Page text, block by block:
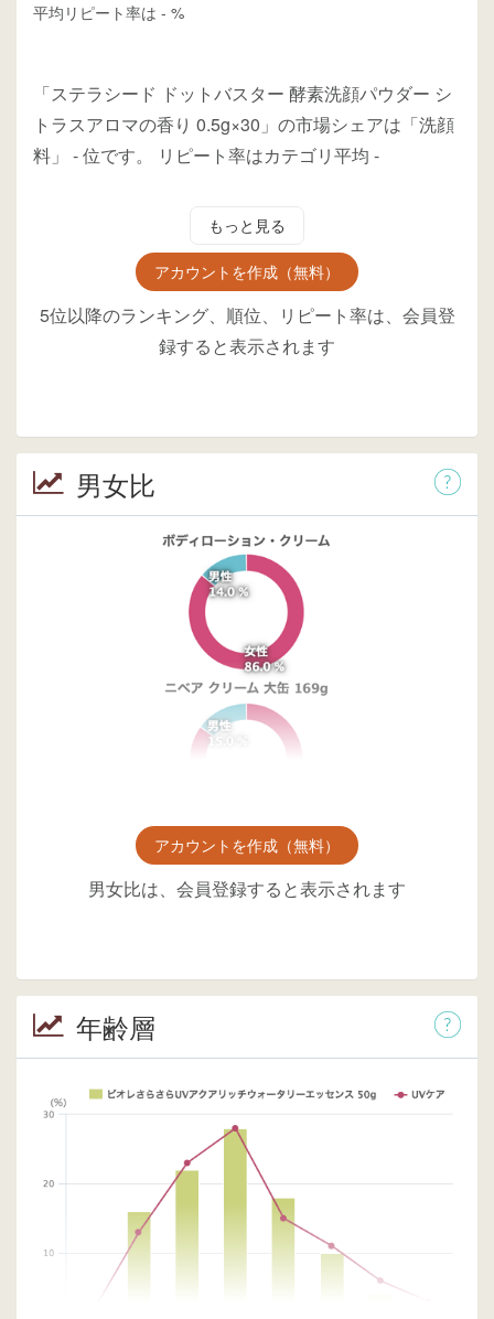
平均リピート率は - %
「ステラシード ドットバスター 酵素洗顔パウダー シ
トラスアロマの香り 0.5g×30」の市場シェアは「洗顔
料」 -位です。 リピート率はカテゴリ平均 -
もっと見る
アカウントを作成（無料）
5位以降のランキング、順位、リピート率は、会員登
録すると表示されます
男女比
アカウントを作成（無料）
男女比は、会員登録すると表示されます
年齢層